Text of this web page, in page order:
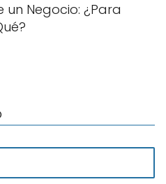
un Negocio: ¿Para